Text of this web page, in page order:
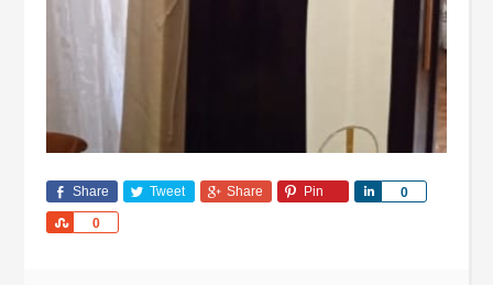
Share Tweet Share Pin 0
Share
0
Share